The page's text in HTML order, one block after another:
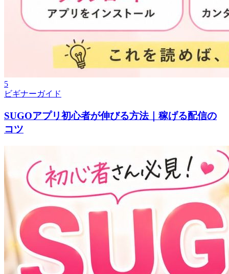
5
ビギナーガイド
SUGOアプリ初心者が伸びる方法｜稼げる配信の
コツ